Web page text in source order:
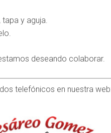
tapa y aguja.
deseando colaborar.
telefónicos en nuestra